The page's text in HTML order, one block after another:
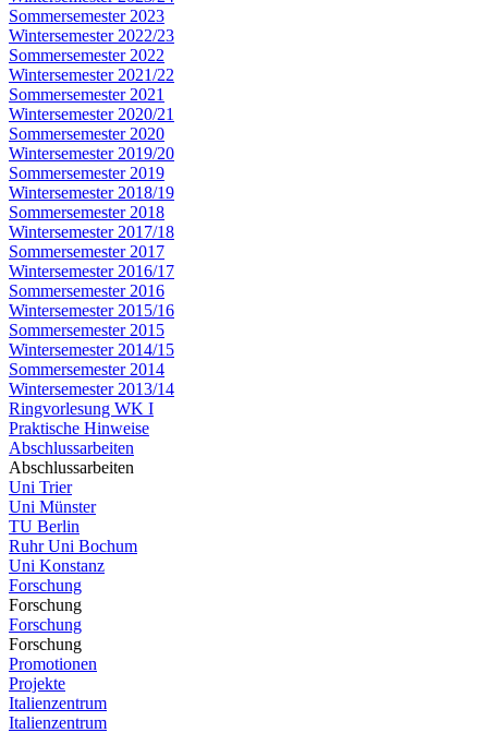
Sommersemester 2023
Wintersemester 2022/23
Sommersemester 2022
Wintersemester 2021/22
Sommersemester 2021
Wintersemester 2020/21
Sommersemester 2020
Wintersemester 2019/20
Sommersemester 2019
Wintersemester 2018/19
Sommersemester 2018
Wintersemester 2017/18
Sommersemester 2017
Wintersemester 2016/17
Sommersemester 2016
Wintersemester 2015/16
Sommersemester 2015
Wintersemester 2014/15
Sommersemester 2014
Wintersemester 2013/14
Ringvorlesung WK I
Praktische Hinweise
Abschlussarbeiten
Abschlussarbeiten
Uni Trier
Uni Münster
TU Berlin
Ruhr Uni Bochum
Uni Konstanz
Forschung
Forschung
Forschung
Forschung
Promotionen
Projekte
Italienzentrum
Italienzentrum